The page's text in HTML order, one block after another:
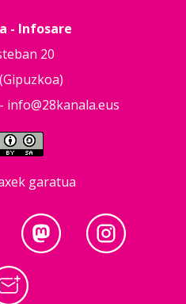
- Infosare
20
info@28kanala.eus
garatua